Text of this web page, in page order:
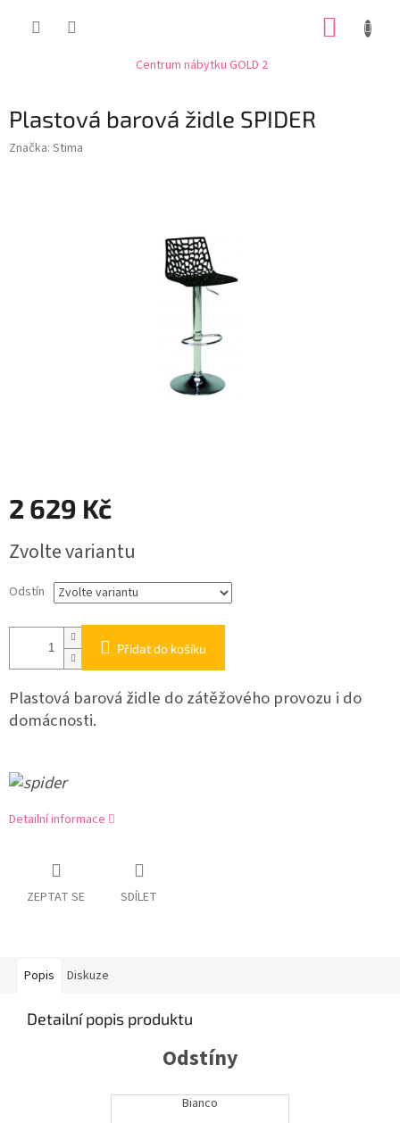
Centrum nábytku GOLD 2
Plastová barová židle SPIDER
Značka: Stima
2 629 Kč
cena:
Zvolte variantu
Odstín
Přidat do košíku
Plastová barová židle do zátěžového provozu i do
domácnosti.
Detailní informace
ZEPTAT SE SDÍLET
Popis Diskuze
Detailní popis produktu
Odstíny
Bianco